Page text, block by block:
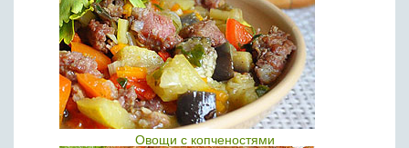
Овощи с копченостями